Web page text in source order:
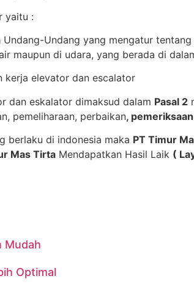
yaitu :
Undang-Undang yang mengatur
maupun di udara, yang berada di
kerja elevator dan escalator
dan eskalator dimaksud dalam Pasal 2
pemeliharaan, perbaikan,
berlaku di indonesia maka PT Timur
Mas Tirta Mendapatkan Hasil Laik (
Mudah
Optimal